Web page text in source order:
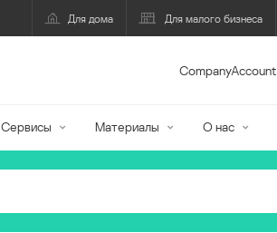
Для дома Для малого бизнеса
CompanyAccount
Сервисы Материалы О нас